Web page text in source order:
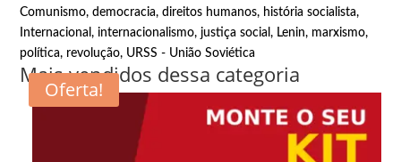
Comunismo,democracia,direitos humanos, história socialista,
Internacional, internacionalismo, justiça social, Lenin, marxismo,
política, revolução, URSS - União Soviética
Mais vendidos dessa categoria
Oferta!